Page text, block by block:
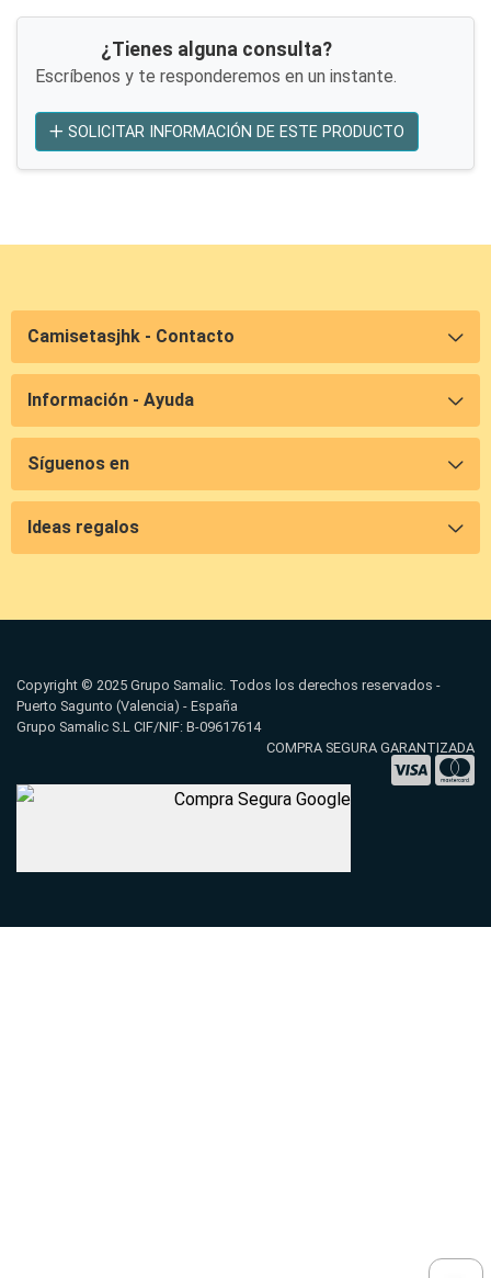
¿Tienes alguna consulta?
Escríbenos y te responderemos en un instante.
SOLICITAR INFORMACIÓN DE ESTE PRODUCTO
Camisetasjhk - Contacto
Información - Ayuda
Síguenos en
Ideas regalos
Copyright © 2025 Grupo Samalic. Todos los derechos reservados -
Puerto Sagunto (Valencia) - España
Grupo Samalic S.L CIF/NIF: B-09617614
COMPRA SEGURA GARANTIZADA